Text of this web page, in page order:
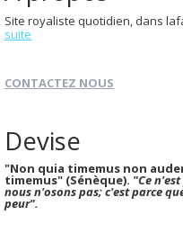
Site royaliste quotidien, dans
suite
CONTACTEZ NOUS
Devise
"Non quia timemus non
timemus" (Sénèque). "Ce
nous n'osons pas; c'est parce
peur".